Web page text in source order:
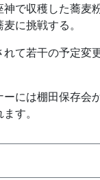
神で収穫した蕎麦
麦に挑戦する。
れて若干の予定変
には棚田保存会
す。